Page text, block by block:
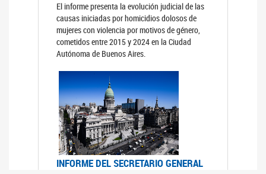
El informe presenta la evolución judicial de las
causas iniciadas por homicidios dolosos de
mujeres con violencia por motivos de género,
cometidos entre 2015 y 2024 en la Ciudad
Autónoma de Buenos Aires.
INFORME DEL SECRETARIO GENERAL